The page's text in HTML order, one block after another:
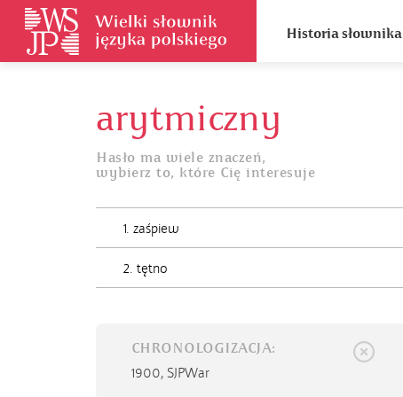
Historia słownika
arytmiczny
Hasło ma wiele znaczeń,
wybierz to, które Cię interesuje
1. zaśpiew
2. tętno
CHRONOLOGIZACJA:
1900, SJPWar